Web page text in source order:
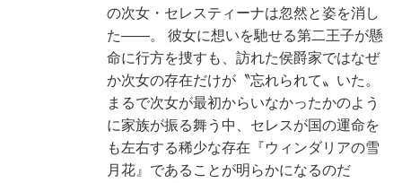
の次女・セレスティーナは忽然と姿を消し
た――。 彼女に想いを馳せる第二王子が懸
命に行方を捜すも、訪れた侯爵家ではなぜ
か次女の存在だけが〝忘れられて〟いた。
まるで次女が最初からいなかったかのよう
に家族が振る舞う中、セレスが国の運命を
も左右する稀少な存在『ウィンダリアの雪
月花』であることが明らかになるのだ